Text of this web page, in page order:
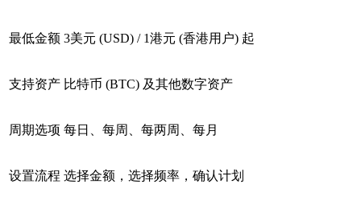
最低金额 3美元 (USD) / 1港元 (香港用户) 起
支持资产 比特币 (BTC) 及其他数字资产
周期选项 每日、每周、每两周、每月
设置流程 选择金额，选择频率，确认计划